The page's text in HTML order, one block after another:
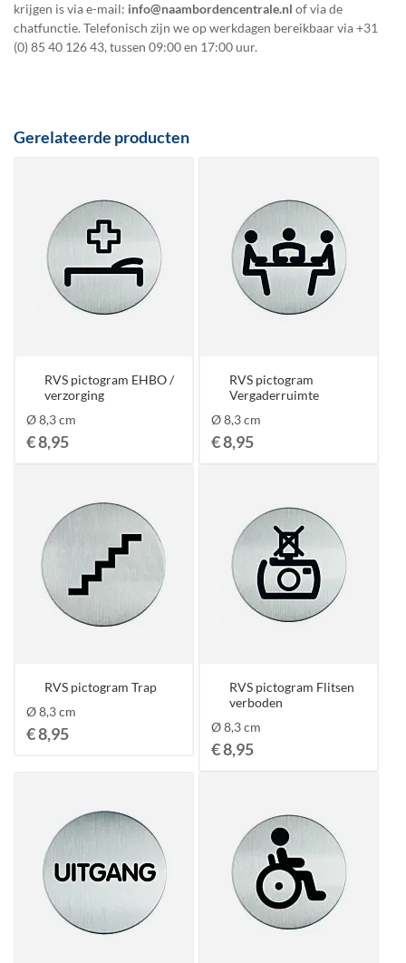
krijgen is via e-mail: info@naambordencentrale.nl of via de
chatfunctie. Telefonisch zijn we op werkdagen bereikbaar via+31
(0) 85 40 126 43, tussen 09:00 en 17:00 uur.
Gerelateerde producten
RVS pictogram EHBO /
verzorging
Ø 8,3 cm
€ 8,95
RVS pictogram
Vergaderruimte
Ø 8,3 cm
€ 8,95
RVS pictogram Trap
Ø 8,3 cm
€ 8,95
RVS pictogram Flitsen
verboden
Ø 8,3 cm
€ 8,95